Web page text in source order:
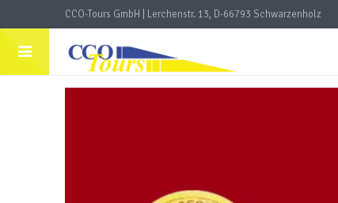
CCO-Tours GmbH | Lerchenstr. 13, D-66793 Schwarzenholz